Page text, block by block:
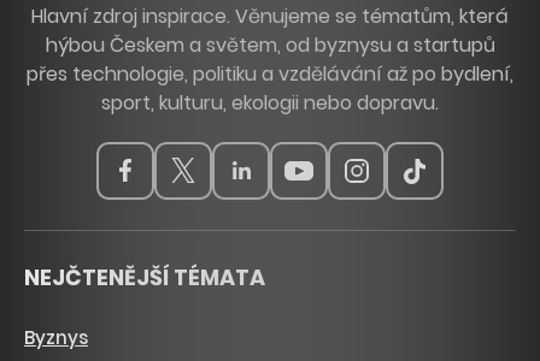
Hlavní zdroj inspirace. Věnujeme se tématům, která
hýbou Českem a světem, od byznysu a startupů
přes technologie, politiku a vzdělávání až po bydlení,
sport, kulturu, ekologii nebo dopravu.
NEJČTENĚJŠÍ TÉMATA
Byznys